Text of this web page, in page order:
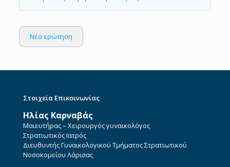
Νέα ερώτηση
Στοιχεία Επικοινωνίας
Ηλίας Καρναβάς
Μαιευτήρας – Χειρουργός γυναικολόγος
Στρατιωτικός Ιατρός
Διευθυντής Γυναικολογικού Τμήματος Στρατιωτικού
Νοσοκομείου Λάρισας